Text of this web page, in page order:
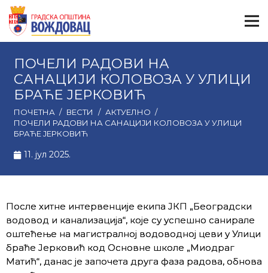
ПОЧЕЛИ РАДОВИ НА
САНАЦИЈИ КОЛОВОЗА У УЛИЦИ
БРАЋЕ ЈЕРКОВИЋ
ПОЧЕТНА / ВЕСТИ / АКТУЕЛНО /
ПОЧЕЛИ РАДОВИ НА САНАЦИЈИ КОЛОВОЗА У УЛИЦИ
БРАЋЕ ЈЕРКОВИЋ
11. јул 2025.
После хитне интервенције екипа ЈКП „Београдски
водовод и канализација“, које су успешно санирале
оштећење на магистралној водоводној цеви у Улици
браће Јерковић код Основне школе „Миодраг
Матић“, данас је започета друга фаза радова, обнова